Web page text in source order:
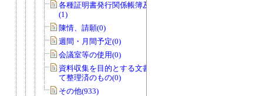
各種証明書発行関係帳簿及び関係書類
(1)
陳情、請願(0)
週間・月間予定(0)
会議室等の使用(0)
資料収集を目的とする文書で資料とし
て整理済のもの(0)
その他(933)